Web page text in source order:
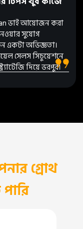
ভাই আয়োজন করা
সুযোগ
একটা অভিজ্ঞতা।
সেলস সিচুয়েশনে
দিয়ে ভরপুর।
গ্রোথ